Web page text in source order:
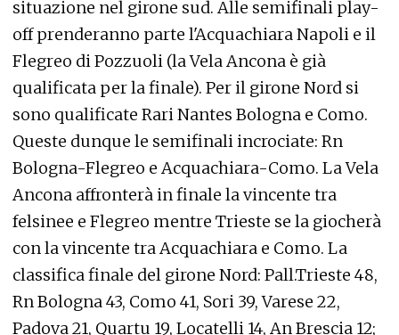
situazione nel girone sud. Alle semifinali play-
off prenderanno parte l'Acquachiara Napoli e il
Flegreo di Pozzuoli (la Vela Ancona è già
qualificata per la finale). Per il girone Nord si
sono qualificate Rari Nantes Bologna e Como.
Queste dunque le semifinali incrociate: Rn
Bologna-Flegreo e Acquachiara-Como. La Vela
Ancona affronterà in finale la vincente tra
felsinee e Flegreo mentre Trieste se la giocherà
con la vincente tra Acquachiara e Como. La
classifica finale del girone Nord: Pall.Trieste 48,
Rn Bologna 43, Como 41, Sori 39, Varese 22,
Padova 21, Quartu 19, Locatelli 14, An Brescia 12;